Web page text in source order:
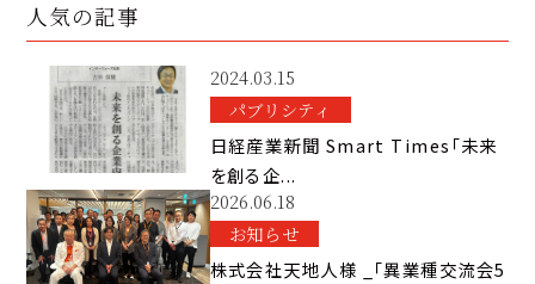
人気の記事
2024.03.15
パブリシティ
日経産業新聞 Smart Times「未来
を創る企...
2026.06.18
お知らせ
株式会社天地人様 _「異業種交流会5